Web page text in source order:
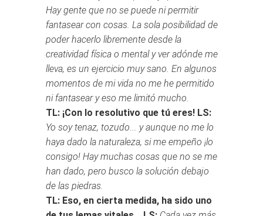
Hay gente que no se puede ni permitir
fantasear con cosas. La sola posibilidad de
poder hacerlo libremente desde la
creatividad física o mental y ver adónde me
lleva, es un ejercicio muy sano. En algunos
momentos de mi vida no me he permitido
ni fantasear y eso me limitó mucho.
TL: ¡Con lo resolutivo que tú eres! LS:
Yo soy tenaz, tozudo... y aunque no me lo
haya dado la naturaleza, si me empeño ¡lo
consigo! Hay muchas cosas que no se me
han dado, pero busco la solución debajo
de las piedras.
TL: Eso, en cierta medida, ha sido uno